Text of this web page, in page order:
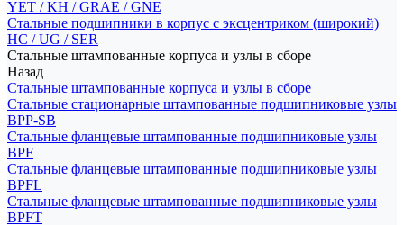
YET / KH / GRAE / GNE
Стальные подшипники в корпус с эксцентриком (широкий)
HC / UG / SER
Стальные штампованные корпуса и узлы в сборе
Назад
Стальные штампованные корпуса и узлы в сборе
Стальные стационарные штампованные подшипниковые узлы
BPP-SB
Стальные фланцевые штампованные подшипниковые узлы
BPF
Стальные фланцевые штампованные подшипниковые узлы
BPFL
Стальные фланцевые штампованные подшипниковые узлы
BPFT